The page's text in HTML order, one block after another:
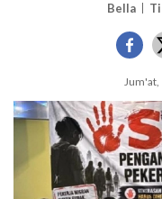
Bella
Jum'at,